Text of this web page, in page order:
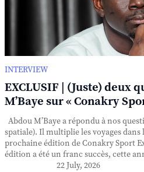
INTERVIEW
EXCLUSIF | (Juste) deux
M’Baye sur « Conakry
Abdou M’Baye a répondu à nos
spatiale). Il multiplie les voyages dans
prochaine édition de Conakry Sport
édition a été un franc succès, cette
22 July, 2026